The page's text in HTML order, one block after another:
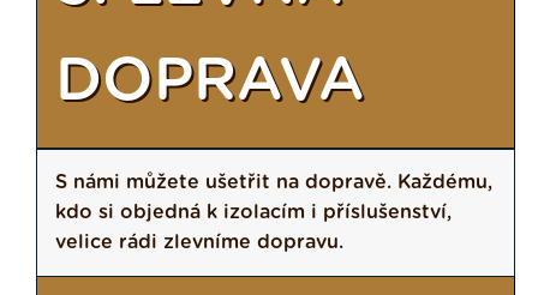
DOPRAVA
S námi můžete ušetřit na dopravě. Každému,
kdo si objedná k izolacím i příslušenství,
velice rádi zlevníme dopravu.